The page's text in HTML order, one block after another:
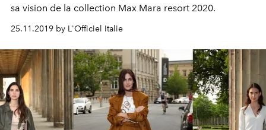
sa vision de la collection Max Mara resort 2020.
25.11.2019 by L'Officiel Italie